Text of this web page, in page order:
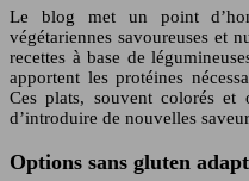
Le blog met un point
végétariennes savoureuses et
recettes à base de
apportent les protéines
Ces plats, souvent colorés
d’introduire de nouvelles
Options sans gluten